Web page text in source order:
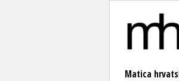
Matica